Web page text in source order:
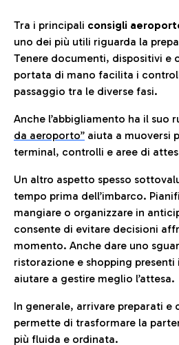
Tra i principali consigli
uno dei più utili riguarda la
Tenere documenti, dispositivi e
portata di mano facilita i
passaggio tra le diverse fasi.
Anche l’abbigliamento ha il suo
da aeroporto” aiuta a muoversi
terminal, controlli e aree di
Un altro aspetto spesso
tempo prima dell’imbarco.
mangiare o organizzare in
consente di evitare decisioni
momento. Anche dare uno
ristorazione e shopping
aiutare a gestire meglio l’attesa.
In generale, arrivare preparati e
permette di trasformare la
più fluida e ordinata.